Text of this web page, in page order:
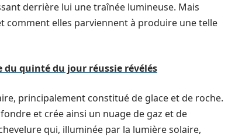
derrière lui une traînée lumineuse. Mais
comment elles parviennent à produire une telle
du quinté du jour réussie révélés
principalement constitué de glace et de roche.
et crée ainsi un nuage de gaz et de
chevelure qui, illuminée par la lumière solaire,